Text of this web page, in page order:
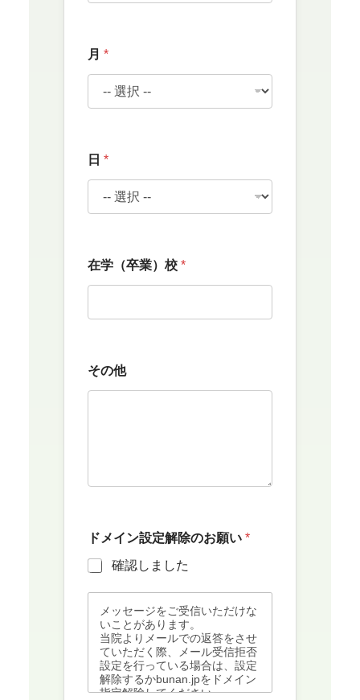
*
月 *
日 *
在学（卒業）校 *
その他
ドメイン設定解除のお願い *
確認しました
メッセージをご受信いただけな
いことがあります。
当院よりメールでの返答をさせ
ていただく際、メール受信拒否
設定を行っている場合は、設定
解除するかbunan.jpをドメイン
指定解除してください。